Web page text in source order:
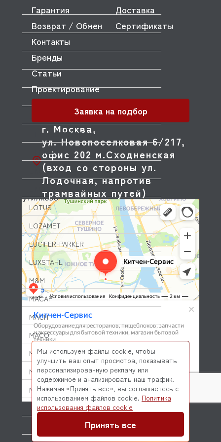
LAME ITALIA
LANG
LAVANDA
LAVEZZINI
LF
LGB
LILLY CODROIPO
LILOMA
LINCAT
LOTUS
LOZAMET
LUCIFER-PARKER
LUXSTAHL
M&M
MACAP
MACH
MACO
MANITOWOC
MARENO
MARTELLATO
MAS
г. Москва,
ул. Новопоселковая 6/217,
офис 202 м.Сходненская
(вход со стороны ул.
Лодочная, напротив
трамвайных путей)
Гарантия
Доставка
Возврат / Обмен
Сертификаты
Контакты
Бренды
Статьи
Проектирование
Заявка на подбор
© 2026 Kitchen-Service.com Интернет-магазин запчастей
и оборудования профессиональной кухни
Мы используем файлы cookie, чтобы
улучшить ваш опыт просмотра, показывать
персонализированную рекламу или
содержимое и анализировать наш трафик.
Нажимая «Принять все», вы соглашаетесь с
использованием файлов cookie. Политика
использования файлов cookie
Принять все